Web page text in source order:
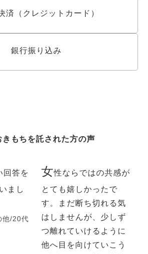
済（クレジットカード）
銀行振り込み
もちを託された方の声
回答を
まし
他/20代
女性ならではの共感が
とても嬉しかったで
す。まだ断ち切れる気
はしませんが、少しず
つ離れていけるように
他へ目を向けていこう